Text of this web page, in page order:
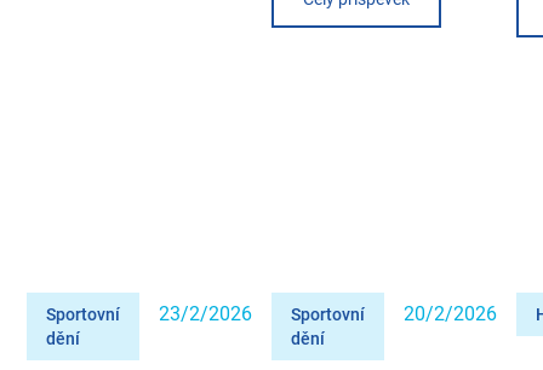
Sportovní
dění
23/2/2026
Sportovní
dění
20/2/2026